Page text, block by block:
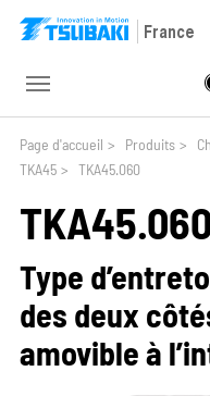
Skip to main navigation
Skip to main content
Skip to page footer
France
Page d'accueil > Produits >
TKA45 > TKA45.060
TKA45.060
Type
des deux
amovible à